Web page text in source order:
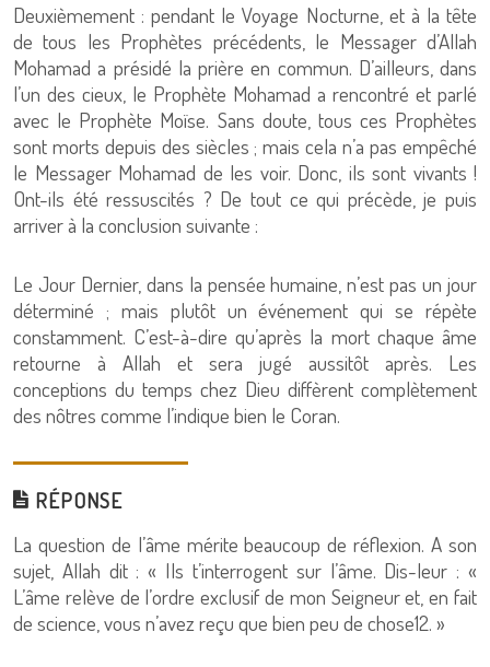
Deuxièmement : pendant le Voyage Nocturne, et à la tête
de tous les Prophètes précédents, le Messager d’Allah
Mohamad a présidé la prière en commun. D’ailleurs, dans
l’un des cieux, le Prophète Mohamad a rencontré et parlé
avec le Prophète Moïse. Sans doute, tous ces Prophètes
sont morts depuis des siècles ; mais cela n’a pas empêché
le Messager Mohamad de les voir. Donc, ils sont vivants !
Ont-ils été ressuscités ? De tout ce qui précède, je puis
arriver à la conclusion suivante :
Le Jour Dernier, dans la pensée humaine, n’est pas un jour
déterminé ; mais plutôt un événement qui se répète
constamment. C’est-à-dire qu’après la mort chaque âme
retourne à Allah et sera jugé aussitôt après. Les
conceptions du temps chez Dieu diffèrent complètement
des nôtres comme l’indique bien le Coran.
RÉPONSE
La question de l’âme mérite beaucoup de réflexion. A son
sujet, Allah dit : « Ils t’interrogent sur l’âme. Dis-leur : «
L’âme relève de l’ordre exclusif de mon Seigneur et, en fait
de science, vous n’avez reçu que bien peu de chose12. »